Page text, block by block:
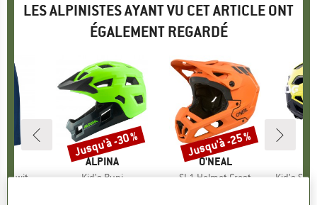
LES ALPINISTES AYANT VU CET ARTICLE ONT
ÉGALEMENT REGARDÉ
Shorts
MARQUE
ALPINA
Article
Kid's Rupi
Remise
Jusqu'à -30 %
MARQUE
O'NEAL
Article
SL1 Helmet Crest
Remise
Jusqu'à -25 %
Article
Kid's Seek